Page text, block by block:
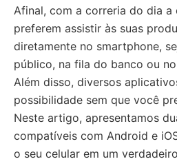
Afinal, com a correria do dia a
preferem assistir às suas
diretamente no smartphone,
público, na fila do banco ou
Além disso, diversos
possibilidade sem que você
Neste artigo, apresentamos
compatíveis com Android e
o seu celular em um